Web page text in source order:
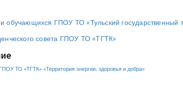
обучающихся ГПОУ ТО «Тульский государственный
совета ГПОУ ТО «ТГТК»
ТО «ТГТК» «Территория энергии, здоровья и добра»